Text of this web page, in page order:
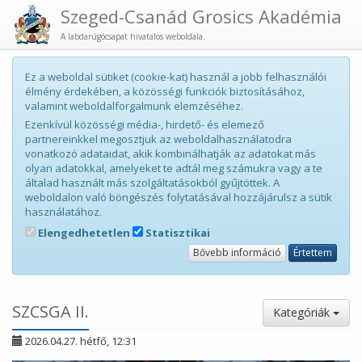
Szeged-Csanád Grosics Akadémia
A labdarúgócsapat hivatalos weboldala.
Ez a weboldal sütiket (cookie-kat) használ a jobb felhasználói
élmény érdekében, a közösségi funkciók biztosításához,
valamint weboldalforgalmunk elemzéséhez.
Ezenkívül közösségi média-, hirdető- és elemező
partnereinkkel megosztjuk az weboldalhasználatodra
vonatkozó adataidat, akik kombinálhatják az adatokat más
olyan adatokkal, amelyeket te adtál meg számukra vagy a te
általad használt más szolgáltatásokból gyűjtöttek. A
weboldalon való böngészés folytatásával hozzájárulsz a sütik
használatához.
Elengedhetetlen
Statisztikai
Bővebb információ Értettem
SZCSGA II. Kategóriák
2026.04.27. hétfő, 12:31